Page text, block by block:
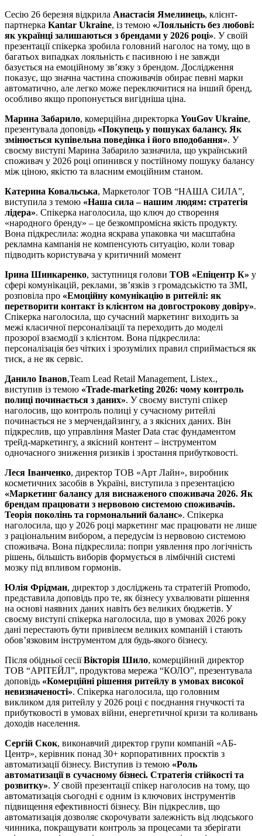
Сесію 26 березня відкрила Анастасія Ямелинець, клієнт-
партнерка Kantar Ukraine, із темою «Лояльність без любові:
як українці залишаються з брендами у 2026 році». У своїй
презентації спікерка зробила головний наголос на тому, що в
багатьох випадках лояльність є пасивною і не завжди
базується на емоційному зв’язку з брендом. Дослідження
показує, що значна частина споживачів обирає певні марки
автоматично, але легко може переключитися на інший бренд,
особливо якщо пропонується вигідніша ціна.
Марина Забарило, комерційна директорка YouGov Ukraine,
презентувала доповідь «Покупець у пошуках балансу. Як
змінюється купівельна поведінка і його вподобання». У
своєму виступі Марина Забарило зазначила, що український
споживач у 2026 році опинився у постійному пошуку балансу
між ціною, якістю та власним емоційним станом.
Катерина Ковальська, Маркетолог ТОВ “НАША СИЛА”,
виступила з темою «Наша сила – нашим людям: стратегія
лідера». Спікерка наголосила, що ключ до створення
«народного бренду» – це безкомпромісна якість продукту.
Вона підкреслила: жодна яскрава упаковка чи масштабна
рекламна кампанія не компенсують ситуацію, коли товар
підводить користувача у критичний момент
Ірина Шинкаренко, заступниця голови ТОВ «Епіцентр К» у
сфері комунікацій, реклами, зв’язків з громадськістю та ЗМІ,
розповіла про «Емоційну комунікацію в ритейлі: як
перетворити контакт із клієнтом на довгострокову довіру».
Спікерка наголосила, що сучасний маркетинг виходить за
межі класичної персоналізації та переходить до моделі
прозорої взаємодії з клієнтом. Вона підкреслила:
персоналізація без чітких і зрозумілих правил сприймається як
тиск, а не як сервіс.
Данило Іванов,Team Lead Retail Management, Listex.,
виступив із темою «Trade-marketing 2026: чому контроль
полиці починається з даних». У своєму виступі спікер
наголосив, що контроль полиці у сучасному ритейлі
починається не з мерчендайзингу, а з якісних даних. Він
підкреслив, що управління Master Data стає фундаментом
трейд-маркетингу, а якісний контент – інструментом
одночасного зниження ризиків і зростання прибутковості.
Леся Іванченко, директор ТОВ «Арт Лайн», виробник
косметичних засобів в Україні, виступила з презентацією
«Маркетинг балансу для виснаженого споживача 2026. Як
брендам працювати з нервовою системою споживачів.
Теорія поколінь та гормональний баланс». Спікерка
наголосила, що у 2026 році маркетинг має працювати не лише
з раціональним вибором, а передусім із нервовою системою
споживача. Вона підкреслила: попри уявлення про логічність
рішень, більшість виборів формується в лімбічній системі
мозку під впливом гормонів.
Юлія Фрідман, директор з досліджень та стратегій Promodo,
представила доповідь про те, як бізнесу ухвалювати рішення
на основі наявних даних навіть без великих бюджетів. У
своєму виступі спікерка наголосила, що в умовах 2026 року
дані перестають бути привілеєм великих компаній і стають
обов’язковим інструментом для будь-якого бізнесу.
Після обідньої сесіїВікторія Шило, комерційний директор
ТОВ “АРІТЕЙЛ”, продуктова мережа “КОЛО”, презентувала
доповідь «Комерційні рішення ритейлу в умовах високої
невизначеності». Спікерка наголосила, що головним
викликом для ритейлу у 2026 році є поєднання гнучкості та
прибутковості в умовах війни, енергетичної кризи та коливань
доходів населення.
Сергій Скок, виконавчий директор групи компаній «АБ-
Центр», керівник понад 30+ корпоративних проєктів з
автоматизації бізнесу. Виступив із темою «Роль
автоматизації в сучасному бізнесі. Стратегія стійкості та
розвитку». У своїй презентації спікер наголосив на тому, що
автоматизація сьогодні є одним із ключових інструментів
підвищення ефективності бізнесу. Він підкреслив, що
автоматизація дозволяє скорочувати залежність від людського
чинника, покращувати контроль за процесами та зберігати